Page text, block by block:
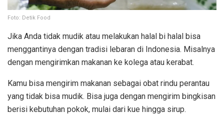
Foto: Detik Food
Jika Anda tidak mudik atau melakukan halal bi halal bisa
menggantinya dengan tradisi lebaran di Indonesia. Misalnya
dengan mengirimkan makanan ke kolega atau kerabat.
Kamu bisa mengirim makanan sebagai obat rindu perantau
yang tidak bisa mudik. Bisa juga dengan mengirim bingkisan
berisi kebutuhan pokok, mulai dari kue hingga sirup.